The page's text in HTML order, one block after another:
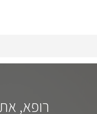
רופא,